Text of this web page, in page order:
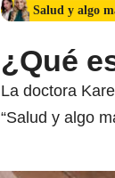
Salud y algo
¿Qué
La doctora
“Salud y algo